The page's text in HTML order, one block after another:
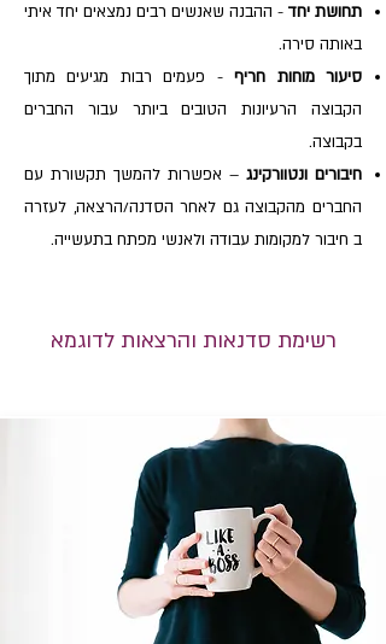
תחושת יחד - ההבנה שאנשים רבים נמצאים יחד איתי
באותה סירה.
סיעור מוחות חריף- פעמים רבות מגיעים מתוך
הקבוצה הרעיונות הטובים ביותר עבור החברים
בקבוצה.
חיבורים ונטוורקינג – אפשרות להמשך תקשורת עם
החברים מהקבוצה גם לאחר הסדנה/הרצאה, לעזרה
ב חיבור למקומות עבודה ולאנשי מפתח בתעשייה.
רשימת סדנאות והרצאות לדוגמא